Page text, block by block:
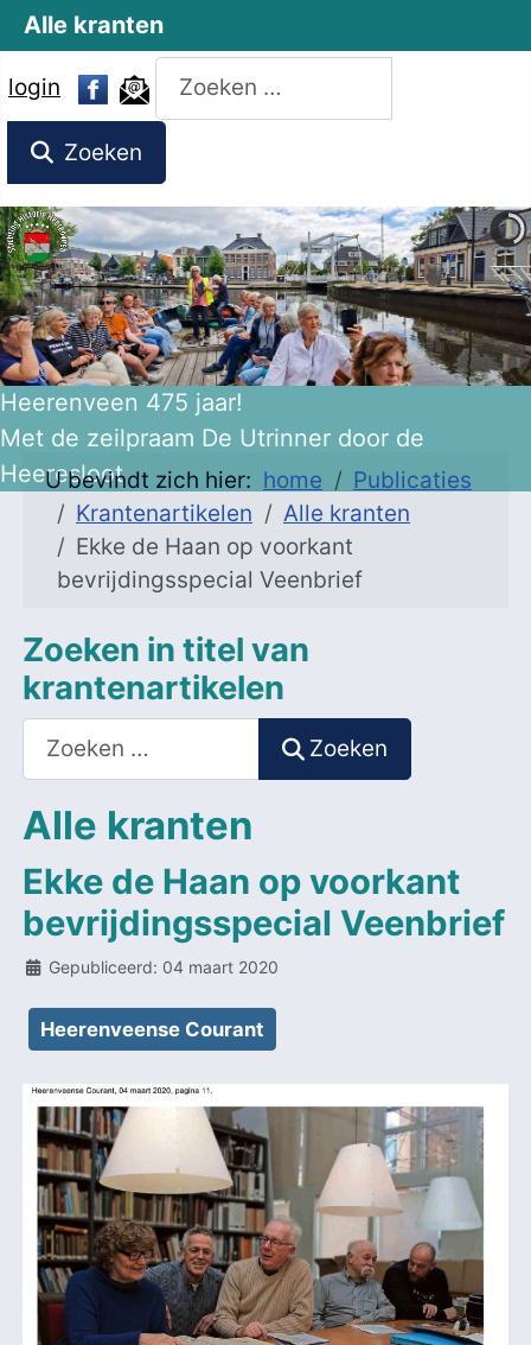
login
Zoeken
Zoeken
Heerenveen 475 jaar!
Met de zeilpraam De Utrinner door de
Heeresloot
U bevindt zich hier: home
Publicaties
Krantenartikelen
Alle kranten
Ekke de Haan op voorkant
bevrijdingsspecial Veenbrief
Zoeken in titel van
krantenartikelen
Zoeken
Zoeken
Alle kranten
Ekke de Haan op voorkant
bevrijdingsspecial Veenbrief
Details
Gepubliceerd: 04 maart 2020
Heerenveense Courant
Alle kranten